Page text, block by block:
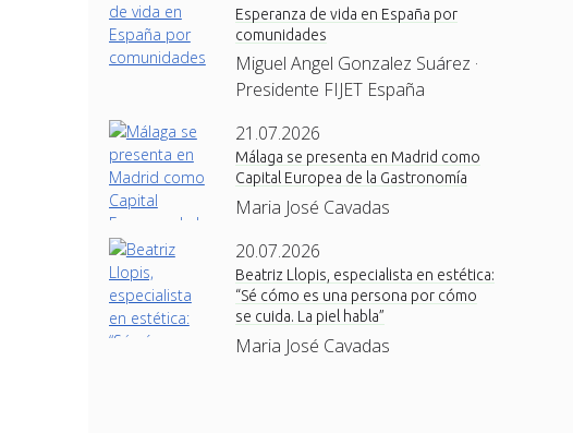
Esperanza de vida en España por
comunidades
Miguel Angel Gonzalez Suárez ·
Presidente FIJET España
21.07.2026
Málaga se presenta en Madrid como
Capital Europea de la Gastronomía
Maria José Cavadas
20.07.2026
Beatriz Llopis, especialista en estética:
“Sé cómo es una persona por cómo
se cuida. La piel habla”
Maria José Cavadas